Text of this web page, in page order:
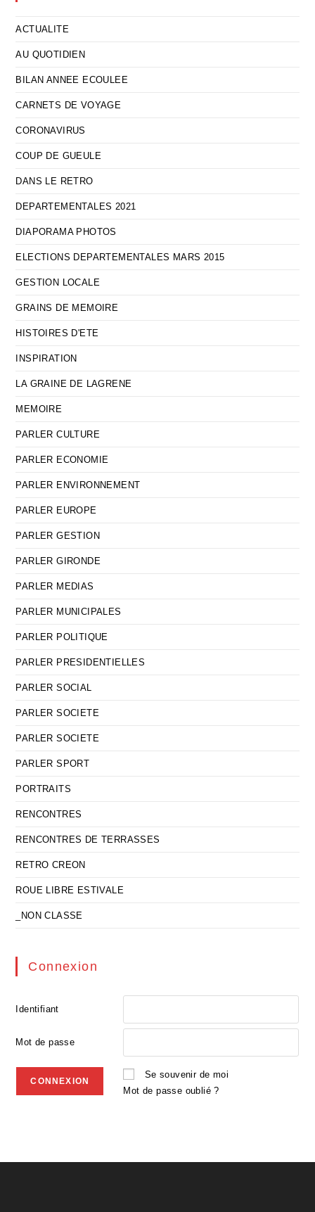
ACTUALITE
AU QUOTIDIEN
BILAN ANNEE ECOULEE
CARNETS DE VOYAGE
CORONAVIRUS
COUP DE GUEULE
DANS LE RETRO
DEPARTEMENTALES 2021
DIAPORAMA PHOTOS
ELECTIONS DEPARTEMENTALES MARS 2015
GESTION LOCALE
GRAINS DE MEMOIRE
HISTOIRES D'ETE
INSPIRATION
LA GRAINE DE LAGRENE
MEMOIRE
PARLER CULTURE
PARLER ECONOMIE
PARLER ENVIRONNEMENT
PARLER EUROPE
PARLER GESTION
PARLER GIRONDE
PARLER MEDIAS
PARLER MUNICIPALES
PARLER POLITIQUE
PARLER PRESIDENTIELLES
PARLER SOCIAL
PARLER SOCIETE
PARLER SOCIETE
PARLER SPORT
PORTRAITS
RENCONTRES
RENCONTRES DE TERRASSES
RETRO CREON
ROUE LIBRE ESTIVALE
_NON CLASSE
Connexion
Identifiant
Mot de passe
Se souvenir de moi
Mot de passe oublié ?